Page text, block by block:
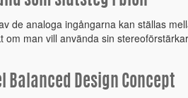
de analoga ingångarna kan ställas
om man vill använda sin
Balanced Design Concept